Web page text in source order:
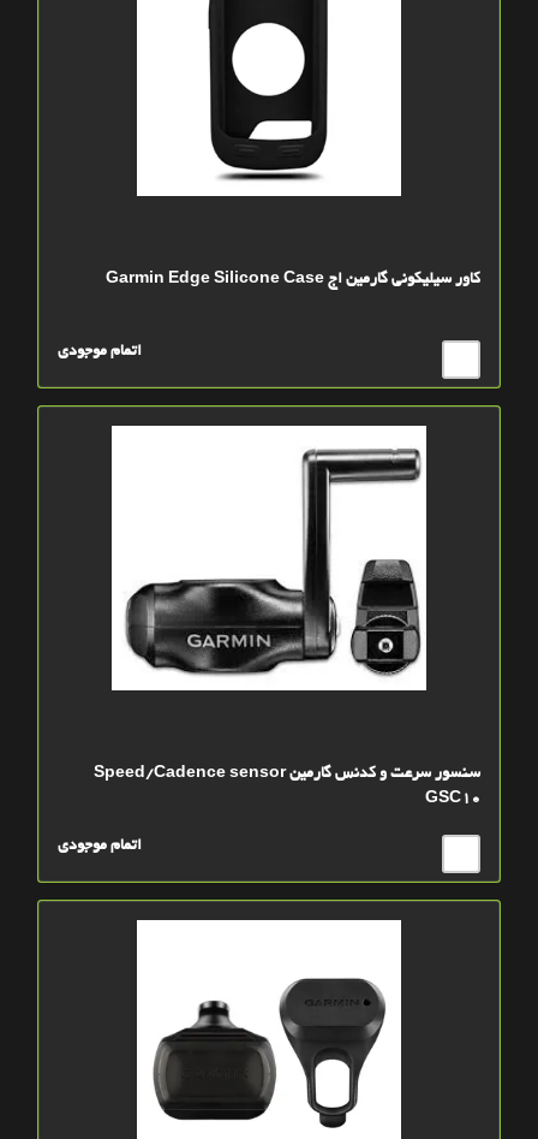
کاور سیلیکونی گارمین اج Garmin Edge Silicone Case
اتمام موجودی
سنسور سرعت و کدنس گارمین Speed/Cadence sensor
GSC10
اتمام موجودی